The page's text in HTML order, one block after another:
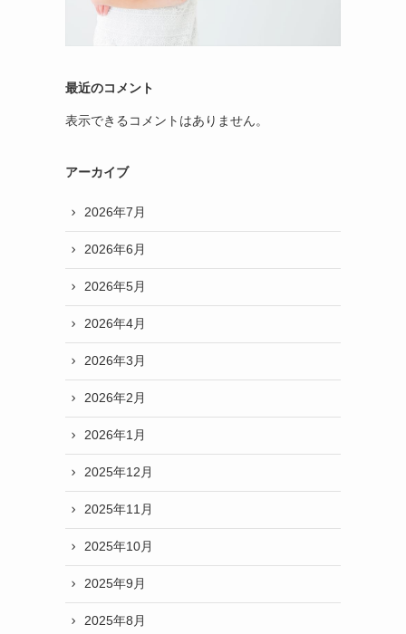
最近のコメント
表示できるコメントはありません。
アーカイブ
2026年7月
2026年6月
2026年5月
2026年4月
2026年3月
2026年2月
2026年1月
2025年12月
2025年11月
2025年10月
2025年9月
2025年8月